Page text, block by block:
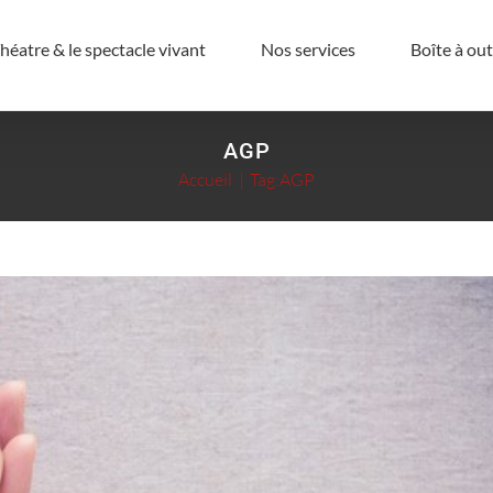
& le spectacle vivant Nos services Boîte à
AGP
Accueil Tag:AGP
à la générosité du public
Les aides privés